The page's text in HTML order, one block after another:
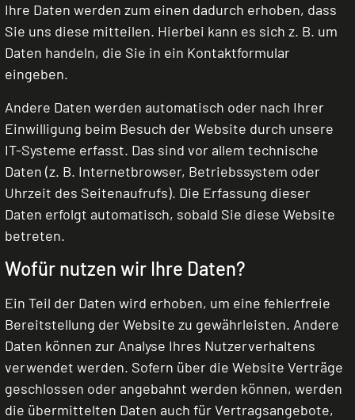
Ihre Daten werden zum einen dadurch erhoben, dass
Sie uns diese mitteilen. Hierbei kann es sich z. B. um
Daten handeln, die Sie in ein Kontaktformular
eingeben.
Andere Daten werden automatisch oder nach Ihrer
Einwilligung beim Besuch der Website durch unsere
IT-Systeme erfasst. Das sind vor allem technische
Daten (z. B. Internetbrowser, Betriebssystem oder
Uhrzeit des Seitenaufrufs). Die Erfassung dieser
Daten erfolgt automatisch, sobald Sie diese Website
betreten.
Wofür nutzen wir Ihre Daten?
Ein Teil der Daten wird erhoben, um eine fehlerfreie
Bereitstellung der Website zu gewährleisten. Andere
Daten können zur Analyse Ihres Nutzerverhaltens
verwendet werden. Sofern über die Website Verträge
geschlossen oder angebahnt werden können, werden
die übermittelten Daten auch für Vertragsangebote,